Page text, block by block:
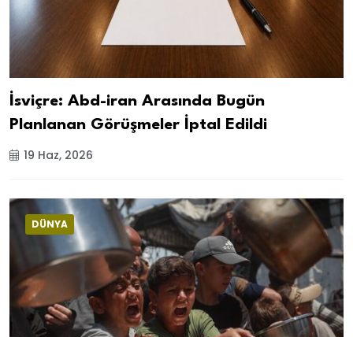
İsviçre: Abd-iran Arasında Bugün
Planlanan Görüşmeler İptal Edildi
19 Haz, 2026
DÜNYA